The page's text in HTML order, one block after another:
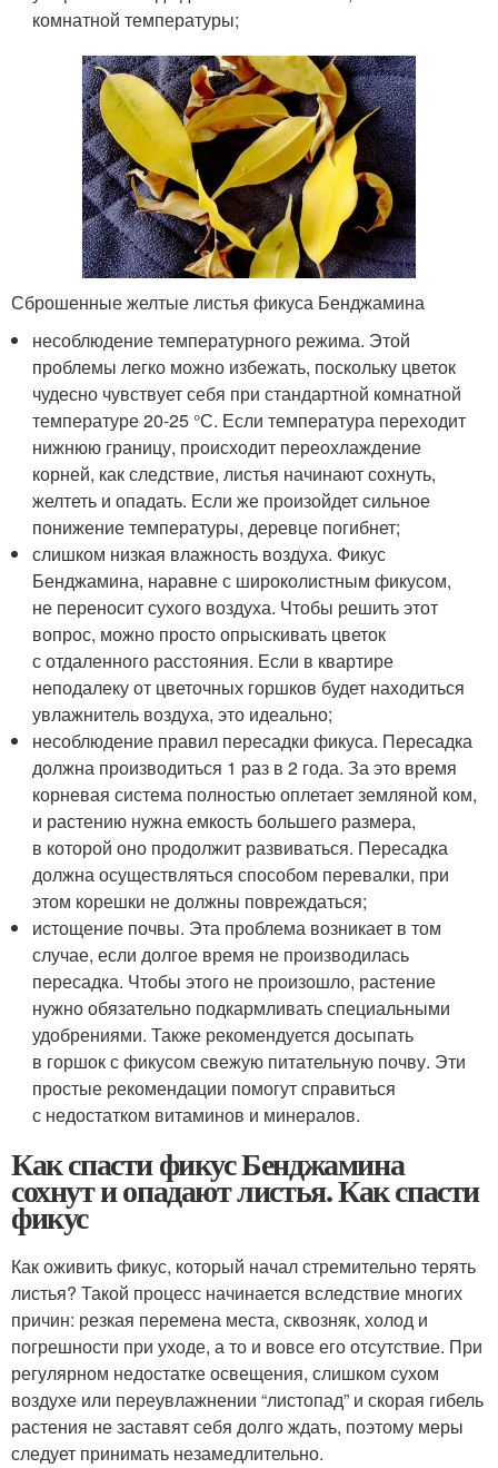
комнатной температуры;
Сброшенные желтые листья фикуса Бенджамина
несоблюдение температурного режима. Этой
проблемы легко можно избежать, поскольку цветок
чудесно чувствует себя при стандартной комнатной
температуре 20-25 °С. Если температура переходит
нижнюю границу, происходит переохлаждение
корней, как следствие, листья начинают сохнуть,
желтеть и опадать. Если же произойдет сильное
понижение температуры, деревце погибнет;
слишком низкая влажность воздуха. Фикус
Бенджамина, наравне с широколистным фикусом,
не переносит сухого воздуха. Чтобы решить этот
вопрос, можно просто опрыскивать цветок
с отдаленного расстояния. Если в квартире
неподалеку от цветочных горшков будет находиться
увлажнитель воздуха, это идеально;
несоблюдение правил пересадки фикуса. Пересадка
должна производиться 1 раз в 2 года. За это время
корневая система полностью оплетает земляной ком,
и растению нужна емкость большего размера,
в которой оно продолжит развиваться. Пересадка
должна осуществляться способом перевалки, при
этом корешки не должны повреждаться;
истощение почвы. Эта проблема возникает в том
случае, если долгое время не производилась
пересадка. Чтобы этого не произошло, растение
нужно обязательно подкармливать специальными
удобрениями. Также рекомендуется досыпать
в горшок с фикусом свежую питательную почву. Эти
простые рекомендации помогут справиться
с недостатком витаминов и минералов.
Как спасти фикус Бенджамина
сохнут и опадают листья. Как спасти
фикус
Как оживить фикус, который начал стремительно терять
листья? Такой процесс начинается вследствие многих
причин: резкая перемена места, сквозняк, холод и
погрешности при уходе, а то и вовсе его отсутствие. При
регулярном недостатке освещения, слишком сухом
воздухе или переувлажнении “листопад” и скорая гибель
растения не заставят себя долго ждать, поэтому меры
следует принимать незамедлительно.